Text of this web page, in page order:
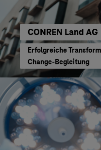
CONREN Land AG
Erfolgreiche
Change-Begleitung